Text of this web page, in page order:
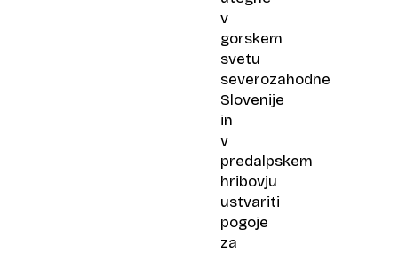
v
gorskem
svetu
severozahodne
Slovenije
in
v
predalpskem
hribovju
ustvariti
pogoje
za